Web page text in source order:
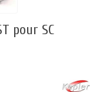
pour SC